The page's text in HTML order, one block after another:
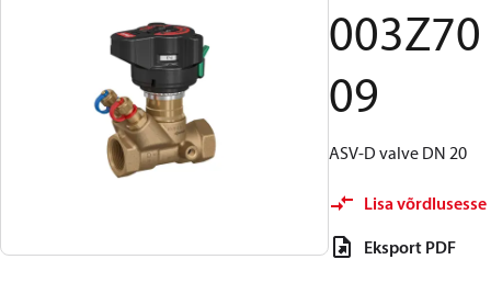
003Z70
09
ASV-D valve DN 20
Lisa võrdlusesse
Eksport PDF